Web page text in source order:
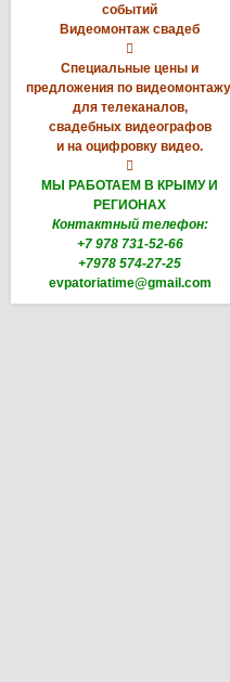
событий
Видеомонтаж свадеб

Специальные цены и
предложения по
для телеканалов,
свадебных видеографов
и на оцифровку видео.

МЫ РАБОТАЕМ В КРЫМУ И
РЕГИОНАХ
Контактный телефон:
+7 978 731-52-66
+7978 574-27-25
evpatoriatime@gmail.com